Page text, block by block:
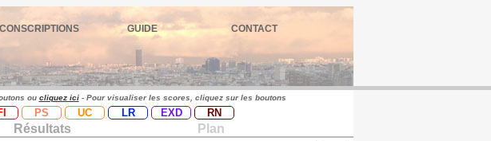
GUIDE CONTACT
ou cliquez ici- Pour visualiser les scores, cliquez sur les boutons
PS UC LR EXD RN
Résultats Plan